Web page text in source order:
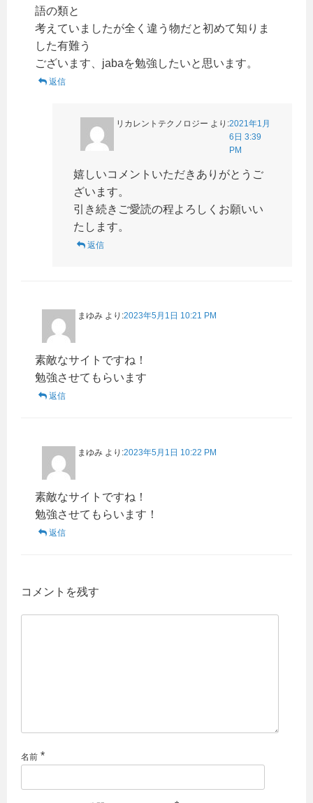
語の類と
考えていましたが全く違う物だと初めて知りま
した有難う
ございます、jabaを勉強したいと思います。
返信
リカレントテクノロジー より:2021年1月
6日 3:39
PM
嬉しいコメントいただきありがとうご
ざいます。
引き続きご愛読の程よろしくお願いい
たします。
返信
まゆみ より:2023年5月1日 10:21 PM
素敵なサイトですね！
勉強させてもらいます
返信
まゆみ より:2023年5月1日 10:22 PM
素敵なサイトですね！
勉強させてもらいます！
返信
コメントを残す
名前 *